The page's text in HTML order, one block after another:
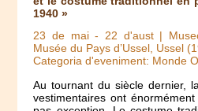
1940 »
23 de mai- 22 d'aust|
Musée du Pays d’Ussel, Ussel
Categoria d'eveniment: Monde
Au tournant du siècle dernier,
vestimentaires ont